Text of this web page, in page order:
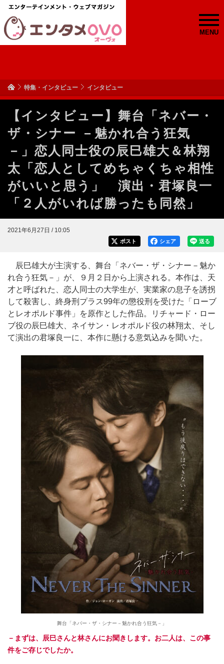
MENU
特集・インタビュー インタビュー
【インタビュー】舞台「ネバー・
ザ・シナー －魅かれ合う狂気
－」恋人同士役の辰巳雄大＆林翔
太「恋人としてめちゃくちゃ相性
がいいと思う」 演出・君塚良一
「２人がいれば勝ったも同然」
2021年6月27日 / 10:05
送る
シェア
ポスト
辰巳雄大が主演する、舞台「ネバー・ザ・シナー－魅か
れ合う狂気－」が、９月２日から上演される。本作は、天
才と呼ばれた、恋人同士の大学生が、実業家の息子を誘拐
して殺害し、終身刑プラス99年の懲役刑を受けた「ローブ
とレオポルド事件」を原作とした作品。リチャード・ロー
ブ役の辰巳雄大、ネイサン・レオポルド役の林翔太、そし
て演出の君塚良一に、本作に懸ける意気込みを聞いた。
舞台「ネバー・ザ・シナー－魅かれ合う狂気－」
－まずは、辰巳さんと林さんにお聞きします。お二人は、この事
件をご存じでしたか。